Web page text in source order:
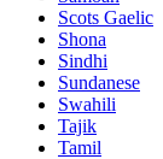
Scots Gaelic
Shona
Sindhi
Sundanese
Swahili
Tajik
Tamil